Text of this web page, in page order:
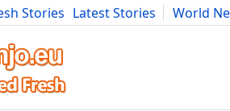
Stories Latest Stories
World
Art Cars Advice Science